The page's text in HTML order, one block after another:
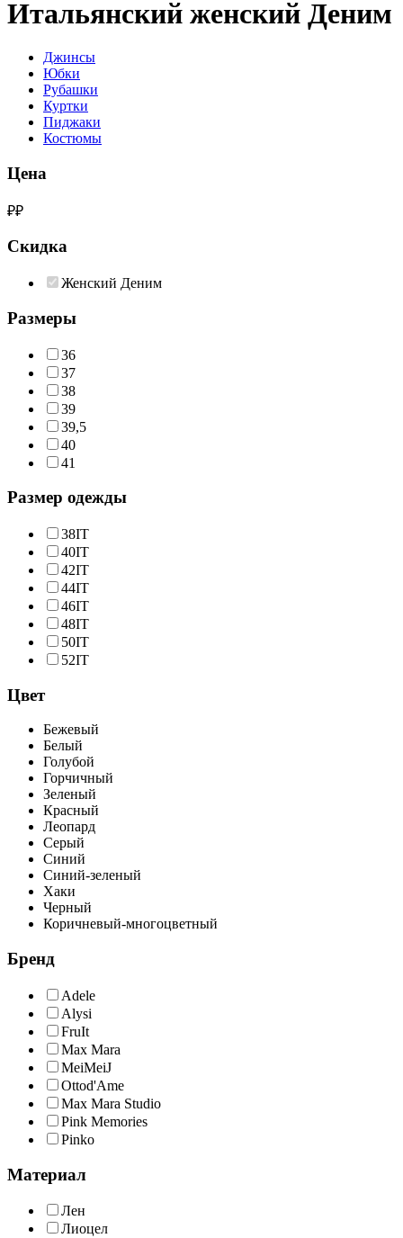
Итальянский женский Деним
Джинсы
Юбки
Рубашки
Куртки
Пиджаки
Костюмы
Цена
₽₽
Скидка
Женский Деним
Размеры
36
37
38
39
39,5
40
41
Размер одежды
38IT
40IT
42IT
44IT
46IT
48IT
50IT
52IT
Цвет
Бежевый
Белый
Голубой
Горчичный
Зеленый
Красный
Леопард
Серый
Синий
Синий-зеленый
Хаки
Черный
Коричневый-многоцветный
Бренд
Adele
Alysi
FruIt
Max Mara
MeiMeiJ
Ottod'Ame
Max Mara Studio
Pink Memories
Pinko
Материал
Лен
Лиоцел